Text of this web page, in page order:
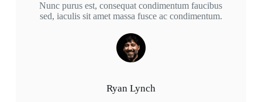
Nunc purus est, consequat condimentum faucibus
sed, iaculis sit amet massa fusce ac condimentum.
Ryan Lynch